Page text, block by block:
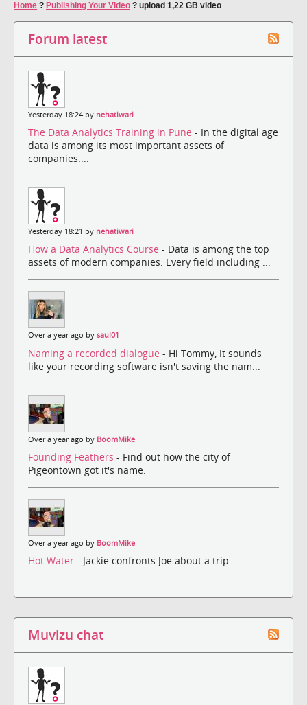
Home ? Publishing Your Video ? upload 1,22 GB video
Forum latest
Yesterday 18:24 by nehatiwari
The Data Analytics Training in Pune - In the digital age
data is among its most important assets of
companies....
Yesterday 18:21 by nehatiwari
How a Data Analytics Course - Data is among the top
assets of modern companies. Every field including ...
Over a year ago by saul01
Naming a recorded dialogue - Hi Tommy, It sounds
like your recording software isn't saving the nam...
Over a year ago by BoomMike
Founding Feathers - Find out how the city of
Pigeontown got it's name.
Over a year ago by BoomMike
Hot Water - Jackie confronts Joe about a trip.
Muvizu chat